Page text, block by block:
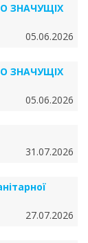
ЗНАЧУЩІХ
05.06.2026
ЗНАЧУЩІХ
05.06.2026
31.07.2026
27.07.2026